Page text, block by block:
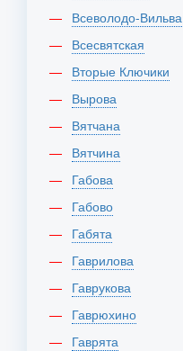
Всеволодо-Вильва
Всесвятская
Вторые Ключики
Вырова
Вятчана
Вятчина
Габова
Габово
Габята
Гаврилова
Гаврукова
Гаврюхино
Гаврята